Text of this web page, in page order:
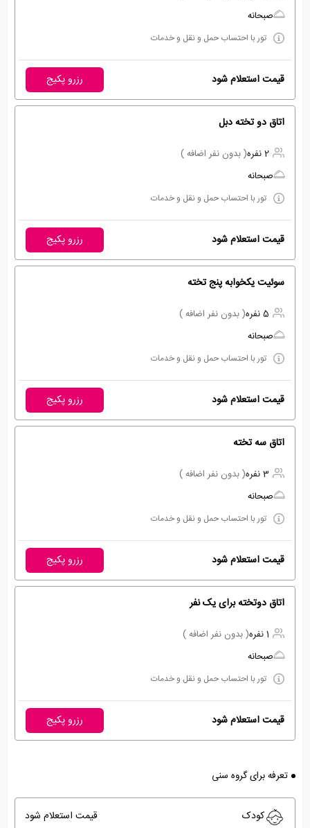
صبحانه
تور با احتساب حمل و نقل و خدمات
قیمت استعلام شود رزرو پکیج
اتاق دو تخته دبل
2 نفره
( بدون نفر اضافه )
صبحانه
تور با احتساب حمل و نقل و خدمات
قیمت استعلام شود رزرو پکیج
سوئیت یکخوابه پنج تخته
5 نفره
( بدون نفر اضافه )
صبحانه
تور با احتساب حمل و نقل و خدمات
قیمت استعلام شود رزرو پکیج
اتاق سه تخته
3 نفره
( بدون نفر اضافه )
صبحانه
تور با احتساب حمل و نقل و خدمات
قیمت استعلام شود رزرو پکیج
اتاق دوتخته برای یک نفر
1 نفره
( بدون نفر اضافه )
صبحانه
تور با احتساب حمل و نقل و خدمات
قیمت استعلام شود رزرو پکیج
تعرفه برای گروه سنی
کودک قیمت استعلام شود